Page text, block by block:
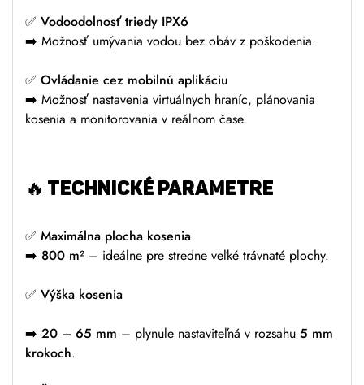
✅ Vodoodolnosť triedy IPX6
➡️ Možnosť umývania vodou bez obáv z poškodenia.
✅ Ovládanie cez mobilnú aplikáciu
➡️ Možnosť nastavenia virtuálnych hraníc, plánovania
kosenia a monitorovania v reálnom čase.
🔥 TECHNICKÉ PARAMETRE
✅ Maximálna plocha kosenia
➡️ 800 m² – ideálne pre stredne veľké trávnaté plochy.
✅ Výška kosenia
➡️ 20 – 65 mm – plynule nastaviteľná v rozsahu 5 mm
krokoch.